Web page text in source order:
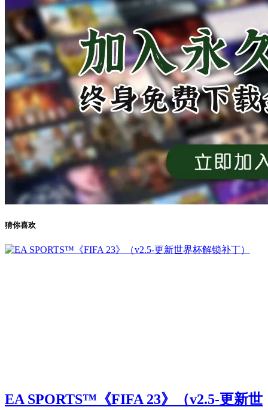
猜你喜欢
EA SPORTS™《FIFA 23》（v2.5-更新世